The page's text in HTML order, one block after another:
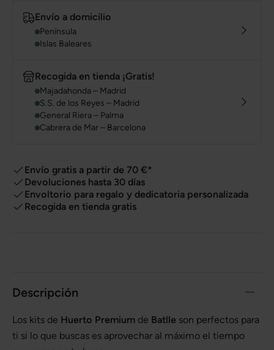
Envío a domicilio
Península
Islas Baleares
Recogida en tienda ¡Gratis!
Majadahonda – Madrid
S.S. de los Reyes – Madrid
General Riera – Palma
Cabrera de Mar – Barcelona
Envío gratis a partir de 70 €*
Devoluciones hasta 30 días
Envoltorio para regalo y dedicatoria personalizada
Recogida en tienda gratis
Descripción
Los kits de Huerto Premium de Batlle son perfectos para
ti si lo que buscas es aprovechar al máximo el tiempo